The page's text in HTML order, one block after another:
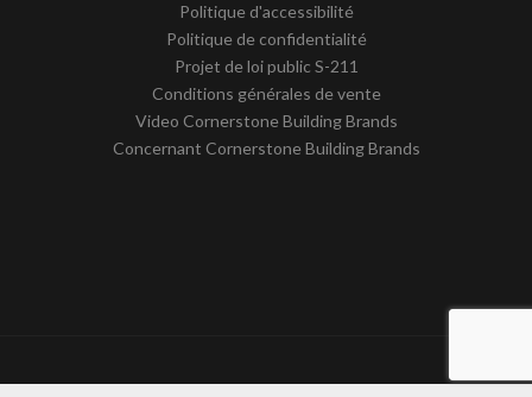
Politique d'accessibilité
Politique de confidentialité
Projet de loi public S-211
Conditions générales de vente
Video Cornerstone Building Brands
Concernant Cornerstone Building Brands